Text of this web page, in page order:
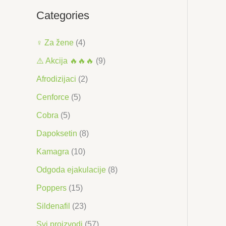
e
Categories
♀ Za žene (4)
⚠️ Akcija 🔥🔥🔥 (9)
Afrodizijaci (2)
Cenforce (5)
Cobra (5)
Dapoksetin (8)
Kamagra (10)
Odgoda ejakulacije (8)
Poppers (15)
Sildenafil (23)